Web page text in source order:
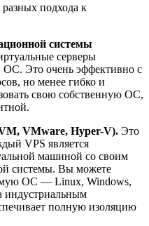
подхода к
системы
серверы
ОС. Это очень эффективно с
но менее гибко и
свою собственную ОС,
VMware, Hyper-V). Это
VPS является
машиной со своим
системы. Вы можете
ОС — Linux, Windows,
индустриальным
полную изоляцию